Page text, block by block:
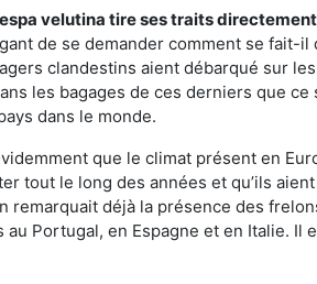
velutina tire ses traits
de se demander comment se fait-
clandestins aient débarqué sur
les bagages de ces derniers que
dans le monde.
que le climat présent en
tout le long des années et qu’ils
remarquait déjà la présence des
Portugal, en Espagne et en Italie. Il